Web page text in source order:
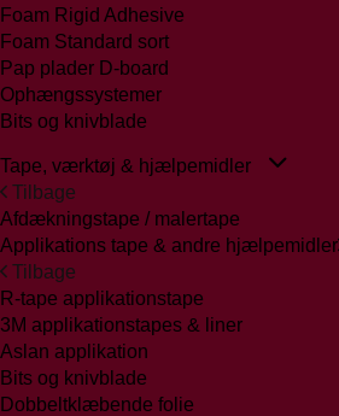
Foam Rigid Adhesive
Foam Standard sort
Pap plader D-board
Ophængssystemer
Bits og knivblade
Tape, værktøj & hjælpemidler
Tilbage
Afdækningstape / malertape
Applikations tape & andre hjælpemidler
Tilbage
R-tape applikationstape
3M applikationstapes & liner
Aslan applikation
Bits og knivblade
Dobbeltklæbende folie